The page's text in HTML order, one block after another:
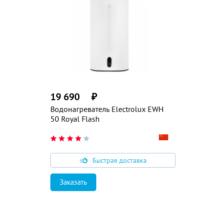
Водонагреватель Electrolux EWH
50 Royal Flash
19 690 ₽
Быстрая доставка
Заказать